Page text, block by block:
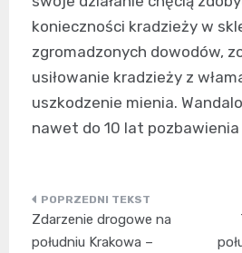
konieczności kradzieży w
zgromadzonych dowodów,
usiłowanie kradzieży z
uszkodzenie mienia.
nawet do 10 lat
Nawigacja
wpisu
Zdarzenie drogowe na
południu Krakowa –